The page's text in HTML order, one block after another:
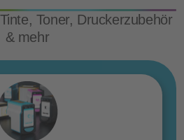
Toner, Druckerzubehör
& mehr